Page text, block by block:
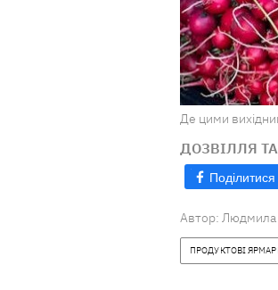
Де цими
ДОЗВІЛЛЯ
Поділитися
Автор: Людмила
ПРОДУКТОВІ